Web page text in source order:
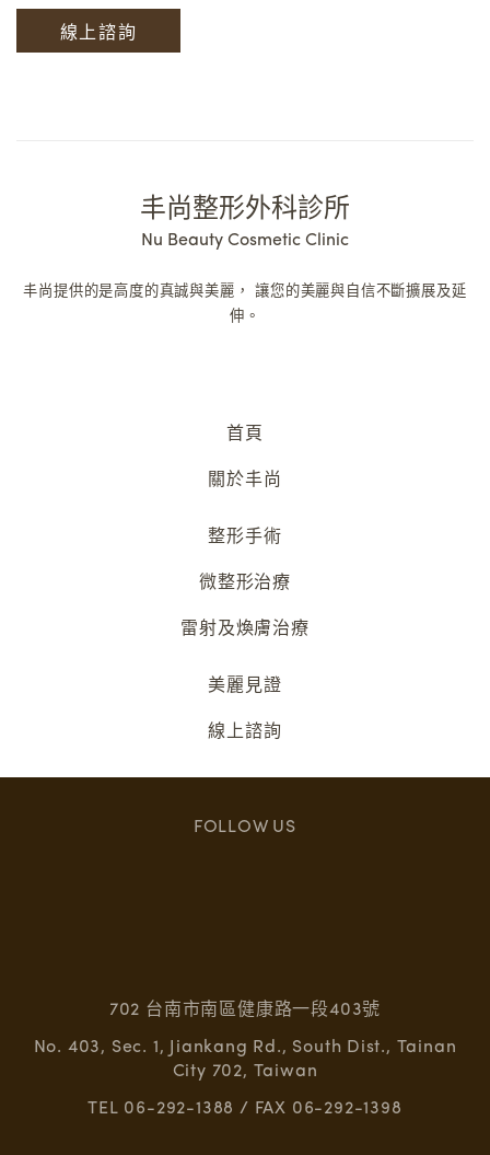
線上諮詢
丰尚整形外科診所
Nu Beauty Cosmetic Clinic
丰尚提供的是高度的真誠與美麗，
讓您的美麗與自信不斷擴展及延
伸。
首頁
關於丰尚
整形手術
微整形治療
雷射及煥膚治療
美麗見證
線上諮詢
FOLLOW US
702 台南市南區健康路一段403號
No. 403, Sec. 1, Jiankang Rd., South Dist., Tainan
City 702, Taiwan
TEL 06-292-1388 / FAX 06-292-1398